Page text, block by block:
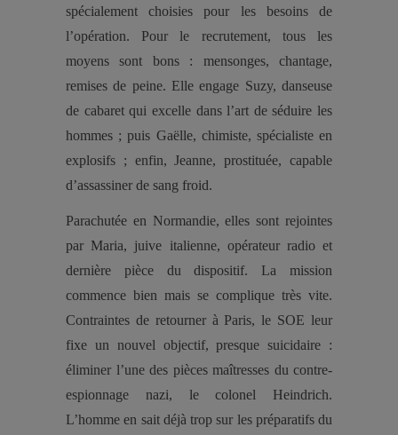
spécialement choisies pour les besoins de
l’opération. Pour le recrutement, tous les
moyens sont bons : mensonges, chantage,
remises de peine. Elle engage Suzy, danseuse
de cabaret qui excelle dans l’art de séduire les
hommes ; puis Gaëlle, chimiste, spécialiste en
explosifs ; enfin, Jeanne, prostituée, capable
d’assassiner de sang froid.
Parachutée en Normandie, elles sont rejointes
par Maria, juive italienne, opérateur radio et
dernière pièce du dispositif. La mission
commence bien mais se complique très vite.
Contraintes de retourner à Paris, le SOE leur
fixe un nouvel objectif, presque suicidaire :
éliminer l’une des pièces maîtresses du contre-
espionnage nazi, le colonel Heindrich.
L’homme en sait déjà trop sur les préparatifs du